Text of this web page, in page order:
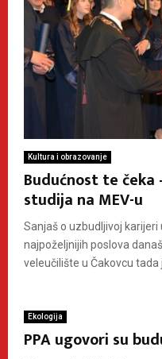
Kultura i obrazovanje
Budućnost te
studija na MEV-u
Sanjaš o uzbudljivoj
najpoželjnijih poslova
veleučilište u Čakovcu tada
Ekologija
PPA ugovori su